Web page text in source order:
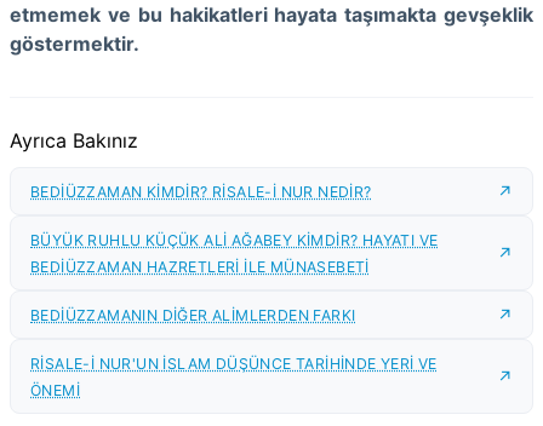
etmemek ve bu hakikatleri hayata taşımakta gevşeklik
göstermektir.
Ayrıca Bakınız
BEDİÜZZAMAN KİMDİR? RİSALE-İ NUR NEDİR?
BÜYÜK RUHLU KÜÇÜK ALİ AĞABEY KİMDİR? HAYATI VE
BEDİÜZZAMAN HAZRETLERİ İLE MÜNASEBETİ
BEDİÜZZAMANIN DİĞER ALİMLERDEN FARKI
RİSALE-İ NUR'UN İSLAM DÜŞÜNCE TARİHİNDE YERİ VE
ÖNEMİ